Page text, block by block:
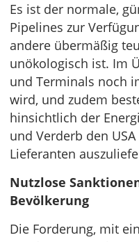
Es ist der normale,
Pipelines zur
andere übermäßig
unökologisch ist. Im
und Terminals noch
wird, und zudem
hinsichtlich der
und Verderb den
Lieferanten
Nutzlose
Bevölkerung
Die Forderung, mit